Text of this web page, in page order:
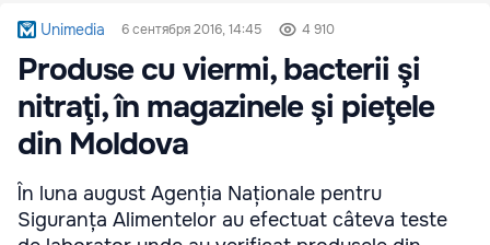
Unimedia 6 сентября 2016, 14:45 4 910
Produse cu viermi, bacterii şi
nitraţi, în magazinele şi pieţele
din Moldova
În luna august Agenția Naționale pentru
Siguranța Alimentelor au efectuat câteva teste